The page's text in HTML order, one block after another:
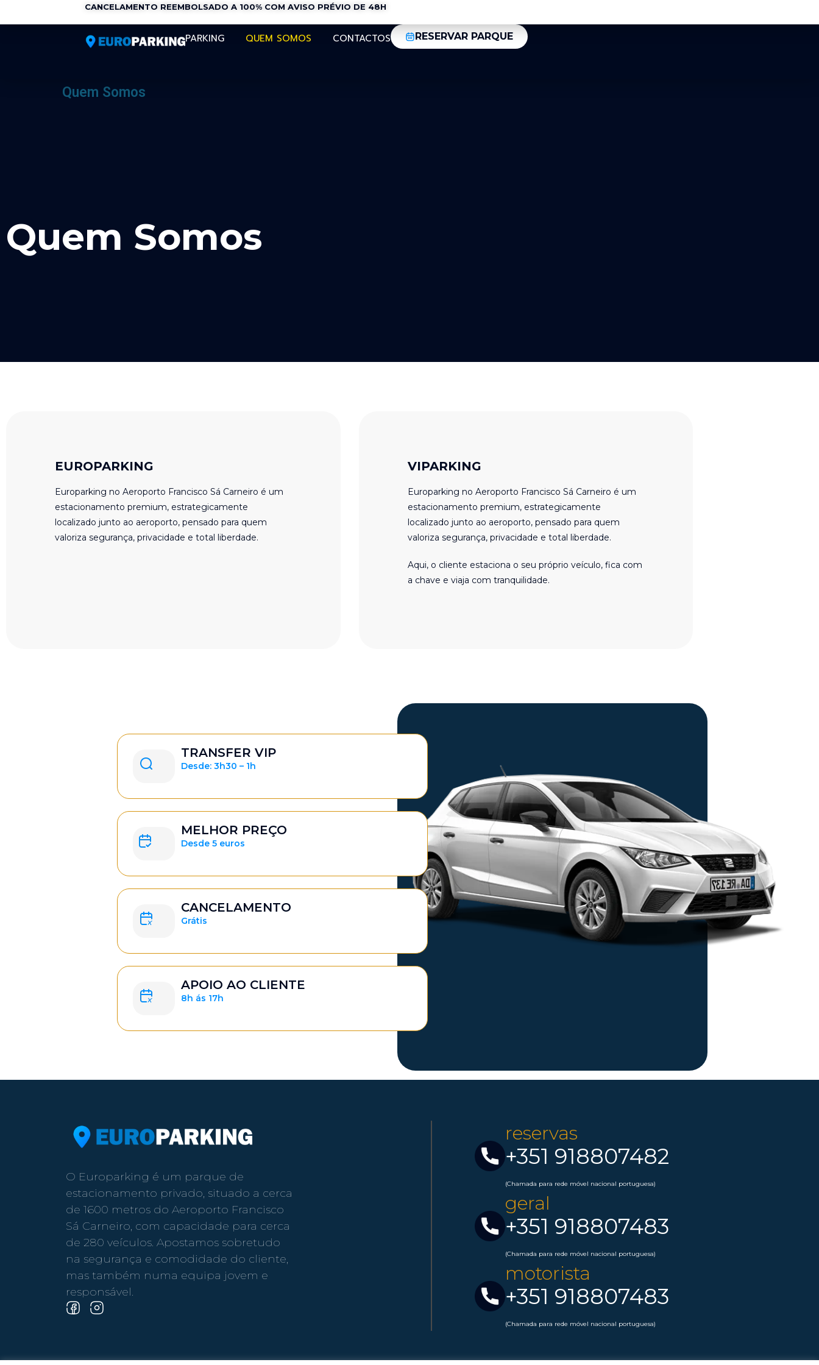
CANCELAMENTO REEMBOLSADO A 100% COM AVISO PRÉVIO DE 48H
PARKING QUEM SOMOS CONTACTOS RESERVAR PARQUE
Quem Somos
Quem Somos
EUROPARKING
Europarking no Aeroporto Francisco Sá Carneiro é um
estacionamento premium, estrategicamente
localizado junto ao aeroporto, pensado para quem
valoriza segurança, privacidade e total liberdade.
VIPARKING
Europarking no Aeroporto Francisco Sá Carneiro é um
estacionamento premium, estrategicamente
localizado junto ao aeroporto, pensado para quem
valoriza segurança, privacidade e total liberdade.
Aqui, o cliente estaciona o seu próprio veículo, fica com
a chave e viaja com tranquilidade.
TRANSFER VIP
Desde: 3h30 – 1h
MELHOR PREÇO
Desde 5 euros
CANCELAMENTO
Grátis
APOIO AO CLIENTE
8h ás 17h
O Europarking é um parque de
estacionamento privado, situado a cerca
de 1600 metros do Aeroporto Francisco
Sá Carneiro, com capacidade para cerca
de 280 veículos. Apostamos sobretudo
na segurança e comodidade do cliente,
mas também numa equipa jovem e
responsável.
reservas
+351 918807482
(Chamada para rede móvel nacional portuguesa)
geral
+351 918807483
(Chamada para rede móvel nacional portuguesa)
motorista
+351 918807483
(Chamada para rede móvel nacional portuguesa)